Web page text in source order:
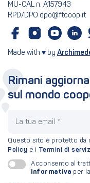
MU-CAL n. A157943
RPD/DPO dpo@ftcoop.it
Made with ♥ by
Rimani
sul mondo
Questo sito è protetto da
Policy e i Termini di
Acconsento al
informativa per